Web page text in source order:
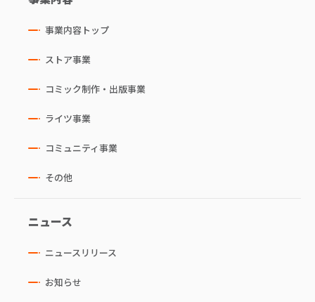
事業内容トップ
ストア事業
コミック制作・出版事業
ライツ事業
コミュニティ事業
その他
ニュース
ニュースリリース
お知らせ